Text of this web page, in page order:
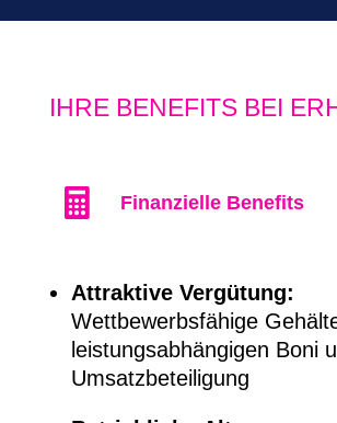
IHRE BENEFITS BEI
 Finanzielle Benefits
Attraktive Vergütung:
Wettbewerbsfähige
leistungsabhängigen Boni
Umsatzbeteiligung